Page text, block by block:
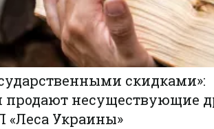
скидками»:
несуществующие
«Леса Украины»